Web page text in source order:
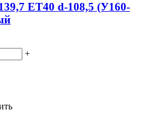
ET40 d-108,5 (У160-
+